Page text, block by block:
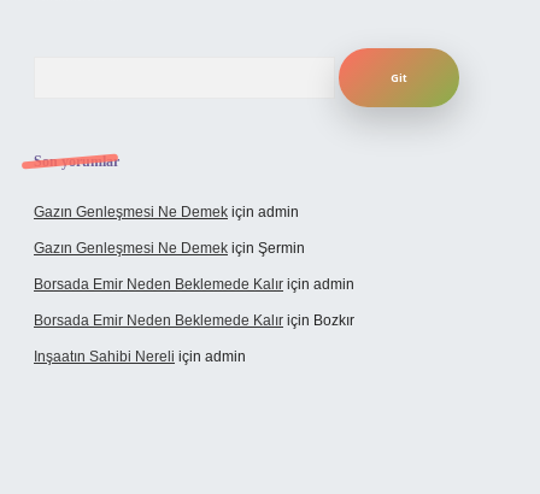
Son yorumlar
Gazın Genleşmesi Ne Demek için admin
Gazın Genleşmesi Ne Demek için Şermin
Borsada Emir Neden Beklemede Kalır için admin
Borsada Emir Neden Beklemede Kalır için Bozkır
Inşaatın Sahibi Nereli için admin